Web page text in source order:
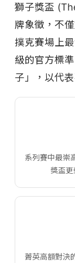
獅子獎盃
牌象徵，不
撲克賽場上
級的官方標
子」，以代
系列賽中最崇
獎盃更
菁英高額對決